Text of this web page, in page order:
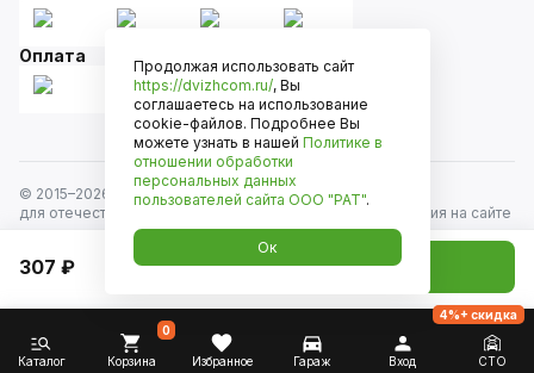
307 ₽ Добавить в корзину
Оплата
© 2015–2026
Движком — сеть магазинов автозапчастей
для отечественных автомобилей и иномарок. Информация на сайте
носит исключительно информационный характер и не является
публичной офертой, определяемой положениями
ст. 437 Гражданского кодекса РФ. Все права защищены.
Каталог Корзина
0
Избранное Гараж Вход СТО
4%+ скидка
Продолжая использовать сайт
https://dvizhcom.ru/, Вы
соглашаетесь на использование
cookie-файлов. Подробнее Вы
можете узнать в нашей Политике в
отношении обработки
персональных данных
пользователей сайта ООО "РАТ".
Ок